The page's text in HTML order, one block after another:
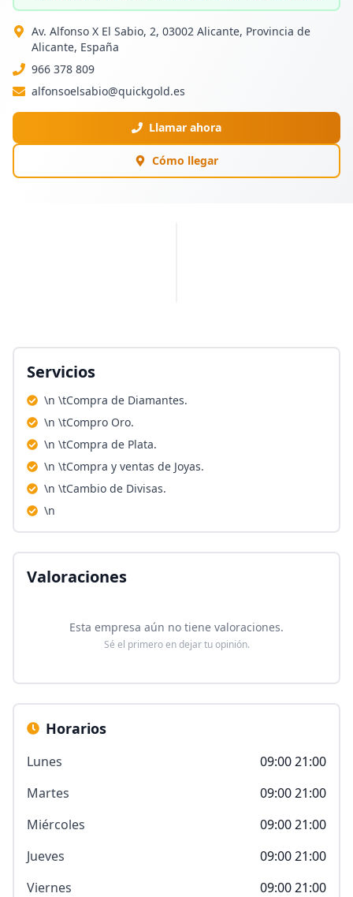
Av. Alfonso X El Sabio, 2, 03002 Alicante, Provincia de
Alicante, España
966 378 809
alfonsoelsabio@quickgold.es
Llamar ahora
Cómo llegar
Servicios
\n \tCompra de Diamantes.
\n \tCompro Oro.
\n \tCompra de Plata.
\n \tCompra y ventas de Joyas.
\n \tCambio de Divisas.
\n
Valoraciones
Esta empresa aún no tiene valoraciones.
Sé el primero en dejar tu opinión.
Horarios
Lunes
09:00 21:00
Martes
09:00 21:00
Miércoles
09:00 21:00
Jueves
09:00 21:00
Viernes
09:00 21:00